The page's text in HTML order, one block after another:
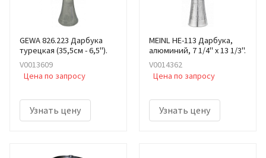
GEWA 826.223 Дарбука
турецкая (35,5см - 6,5").
V0013609
Цена по запросу
Узнать цену
MEINL HE-113 Дарбука,
алюминий, 7 1/4" х 13 1/3".
V0014362
Цена по запросу
Узнать цену